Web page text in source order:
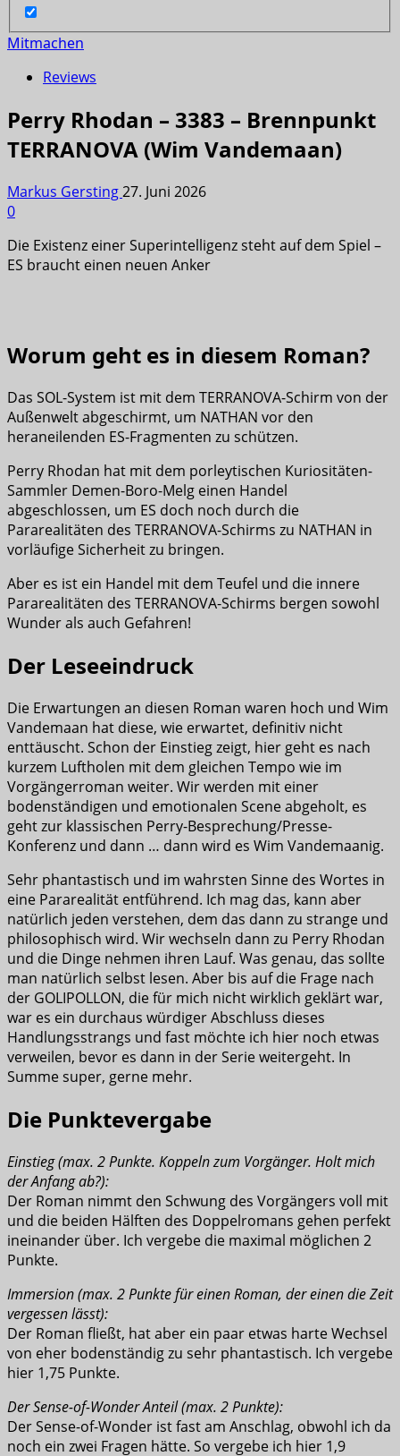
Mitmachen
Reviews
Perry Rhodan – 3383 – Brennpunkt
TERRANOVA (Wim Vandemaan)
Markus Gersting27. Juni 2026
0
Die Existenz einer Superintelligenz steht auf dem Spiel –
ES braucht einen neuen Anker
Worum geht es in diesem Roman?
Das SOL-System ist mit dem TERRANOVA-Schirm von der
Außenwelt abgeschirmt, um NATHAN vor den
heraneilenden ES-Fragmenten zu schützen.
Perry Rhodan hat mit dem porleytischen Kuriositäten-
Sammler Demen-Boro-Melg einen Handel
abgeschlossen, um ES doch noch durch die
Pararealitäten des TERRANOVA-Schirms zu NATHAN in
vorläufige Sicherheit zu bringen.
Aber es ist ein Handel mit dem Teufel und die innere
Pararealitäten des TERRANOVA-Schirms bergen sowohl
Wunder als auch Gefahren!
Der Leseeindruck
Die Erwartungen an diesen Roman waren hoch und Wim
Vandemaan hat diese, wie erwartet, definitiv nicht
enttäuscht. Schon der Einstieg zeigt, hier geht es nach
kurzem Luftholen mit dem gleichen Tempo wie im
Vorgängerroman weiter. Wir werden mit einer
bodenständigen und emotionalen Scene abgeholt, es
geht zur klassischen Perry-Besprechung/Presse-
Konferenz und dann … dann wird es Wim Vandemaanig.
Sehr phantastisch und im wahrsten Sinne des Wortes in
eine Pararealität entführend. Ich mag das, kann aber
natürlich jeden verstehen, dem das dann zu strange und
philosophisch wird. Wir wechseln dann zu Perry Rhodan
und die Dinge nehmen ihren Lauf. Was genau, das sollte
man natürlich selbst lesen. Aber bis auf die Frage nach
der GOLIPOLLON, die für mich nicht wirklich geklärt war,
war es ein durchaus würdiger Abschluss dieses
Handlungsstrangs und fast möchte ich hier noch etwas
verweilen, bevor es dann in der Serie weitergeht. In
Summe super, gerne mehr.
Die Punktevergabe
Einstieg (max. 2 Punkte. Koppeln zum Vorgänger. Holt mich
der Anfang ab?):
Der Roman nimmt den Schwung des Vorgängers voll mit
und die beiden Hälften des Doppelromans gehen perfekt
ineinander über. Ich vergebe die maximal möglichen 2
Punkte.
Immersion (max. 2 Punkte für einen Roman, der einen die Zeit
vergessen lässt):
Der Roman fließt, hat aber ein paar etwas harte Wechsel
von eher bodenständig zu sehr phantastisch. Ich vergebe
hier 1,75 Punkte.
Der Sense-of-Wonder Anteil (max. 2 Punkte):
Der Sense-of-Wonder ist fast am Anschlag, obwohl ich da
noch ein zwei Fragen hätte. So vergebe ich hier 1,9